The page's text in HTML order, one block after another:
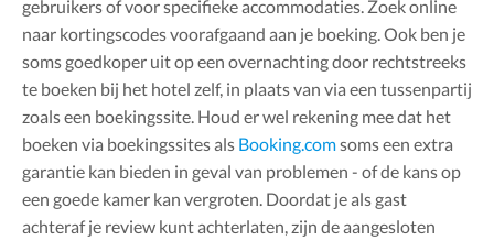
gebruikers of voor specifieke accommodaties. Zoek online
naar kortingscodes voorafgaand aan je boeking. Ook ben je
soms goedkoper uit op een overnachting door rechtstreeks
te boeken bij het hotel zelf, in plaats van via een tussenpartij
zoals een boekingssite. Houd er wel rekening mee dat het
boeken via boekingssites als Booking.comsoms een extra
garantie kan bieden in geval van problemen - of de kans op
een goede kamer kan vergroten. Doordat je als gast
achteraf je review kunt achterlaten, zijn de aangesloten